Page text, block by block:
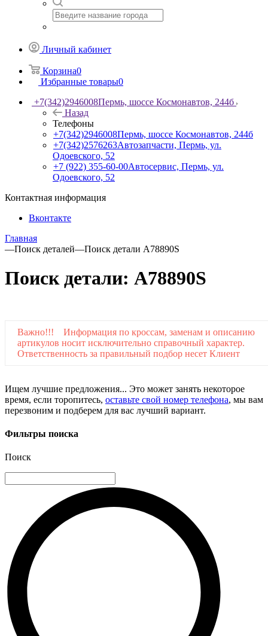
Личный кабинет
Корзина0
Избранные товары0
+7(342)2946008Пермь, шоссе Космонавтов, 244б
Назад
Телефоны
+7(342)2946008Пермь, шоссе Космонавтов, 244б
+7(342)2576263Автозапчасти, Пермь, ул.
Одоевского, 52
+7 (922) 355-60-00Автосервис, Пермь, ул.
Одоевского, 52
Контактная информация
Вконтакте
Главная
—Поиск деталей—Поиск детали A78890S
Поиск детали: A78890S
Важно!!! Информация по кроссам, заменам и описанию
артикулов носит исключительно справочный характер.
Ответственность за правильный подбор несет Клиент
Ищем лучшие предложения... Это может занять некоторое
время, если торопитесь, оставьте свой номер телефона, мы вам
перезвоним и подберем для вас лучший вариант.
Фильтры поиска
Поиск